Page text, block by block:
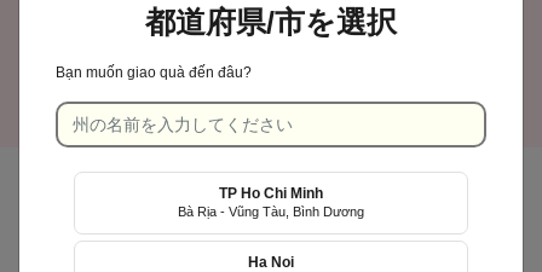
TP Hồ Chí Minh
都道府県/市を選択
Bạn muốn giao quà đến đâu?
TP Ho Chi Minh
Bà Rịa - Vũng Tàu, Bình Dương
Ha Noi